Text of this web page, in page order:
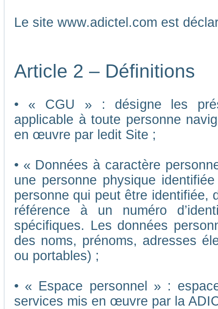
Le site www.adictel.com est
Article 2 – Définitions
• « CGU » : désigne les
applicable à toute personne
en œuvre par ledit Site ;
• « Données à caractère
une personne physique
personne qui peut être identifiée,
référence à un numéro
spécifiques. Les données
des noms, prénoms, adresses
ou portables) ;
• « Espace personnel » :
services mis en œuvre par la